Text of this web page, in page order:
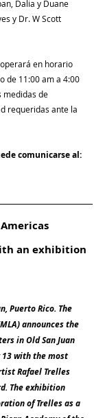
Dalia y Duane
y Dr. W Scott
en horario
de 11:00 am a 4:00
medidas de
requeridas ante la
comunicarse al:
an exhibition
Puerto Rico. The
announces the
in Old San Juan
with the most
Rafael Trelles
The exhibition
of Trelles as a